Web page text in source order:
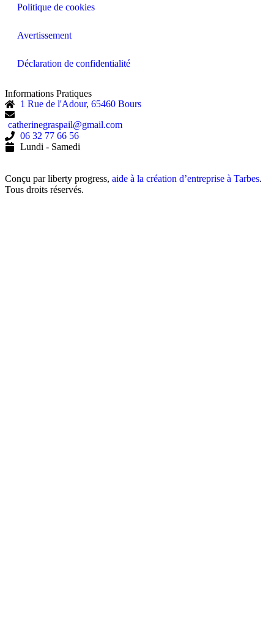
Politique de cookies
Avertissement
Déclaration de confidentialité
Informations Pratiques
1 Rue de l'Adour, 65460 Bours
catherinegraspail@gmail.com
06 32 77 66 56
Lundi - Samedi
Conçu par liberty progress, aide à la création d’entreprise à Tarbes.
Tous droits réservés.